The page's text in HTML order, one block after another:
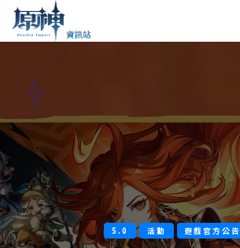
5.0 活動 遊戲官方公告